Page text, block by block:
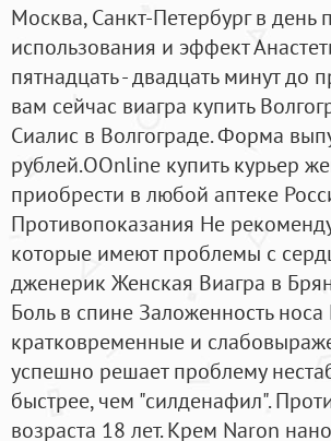
Москва, Санкт-Петербург в
использования и эффект
пятнадцать - двадцать минут до
вам сейчас виагра купить
Сиалис в Волгограде. Форма
рублей.OOnline купить курьер
приобрести в любой аптеке
Противопоказания Не
которые имеют проблемы с
дженерик Женская Виагра в
Боль в спине Заложенность
кратковременные и
успешно решает проблему
быстрее, чем "силденафил".
возраста 18 лет. Крем Naron